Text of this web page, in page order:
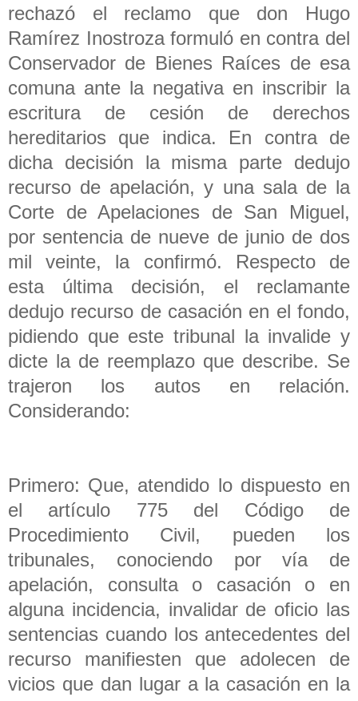
rechazó el reclamo que don Hugo
Ramírez Inostroza formuló en contra del
Conservador de Bienes Raíces de esa
comuna ante la negativa en inscribir la
escritura de cesión de derechos
hereditarios que indica. En contra de
dicha decisión la misma parte dedujo
recurso de apelación, y una sala de la
Corte de Apelaciones de San Miguel,
por sentencia de nueve de junio de dos
mil veinte, la confirmó. Respecto de
esta última decisión, el reclamante
dedujo recurso de casación en el fondo,
pidiendo que este tribunal la invalide y
dicte la de reemplazo que describe. Se
trajeron los autos en relación.
Considerando:
Primero: Que, atendido lo dispuesto en
el artículo 775 del Código de
Procedimiento Civil, pueden los
tribunales, conociendo por vía de
apelación, consulta o casación o en
alguna incidencia, invalidar de oficio las
sentencias cuando los antecedentes del
recurso manifiesten que adolecen de
vicios que dan lugar a la casación en la